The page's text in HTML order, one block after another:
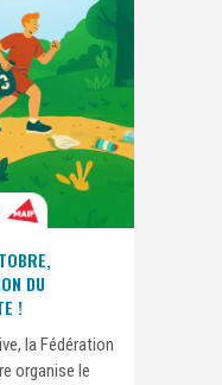
DU
!
la Fédération
organise le